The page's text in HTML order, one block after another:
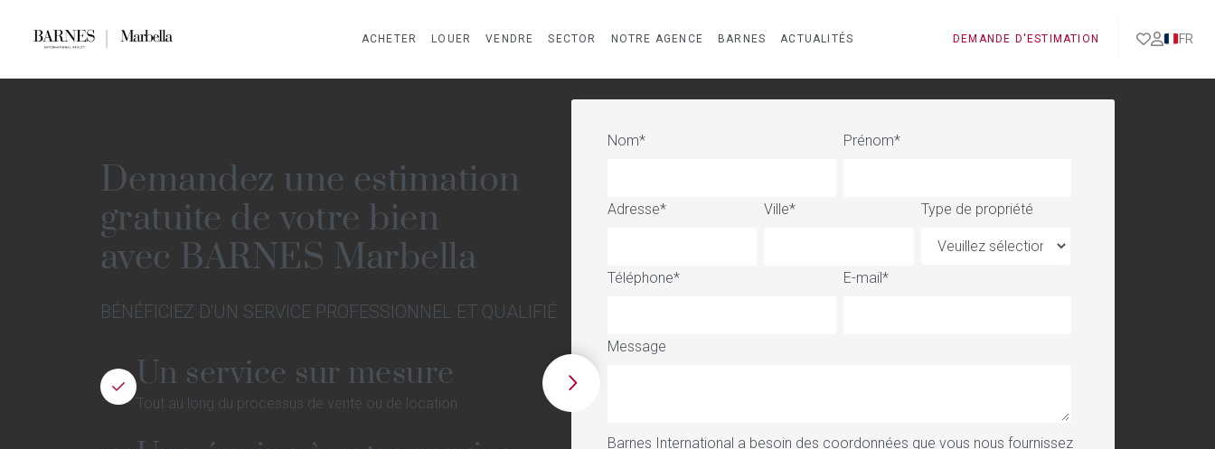
ACHETER LOUER VENDRE SECTOR NOTRE AGENCE BARNES ACTUALITÉS DEMANDE D'ESTIMATION FR
Demandez une estimation
gratuite de votre bien
avec BARNES Marbella
BÉNÉFICIEZ D'UN SERVICE PROFESSIONNEL ET QUALIFIÉ
Un service sur mesure
Tout au long du processus de vente ou de location
Nom* Prénom*
Adresse* Ville* Type de propriété
Téléphone* E-mail*
Message
Barnes International a besoin des coordonnées que vous nous fournissez